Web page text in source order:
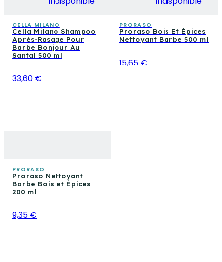
CELLA MILANO
Cella Milano Shampoo
Après-Rasage Pour
Barbe Bonjour Au
Santal 500 ml
33,60 €
PRORASO
Proraso Bois Et Épices
Nettoyant Barbe 500 ml
15,65 €
PRORASO
Proraso Nettoyant
Barbe Bois et Épices
200 ml
9,35 €